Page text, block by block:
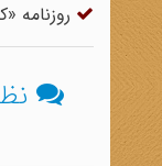
روزنامه